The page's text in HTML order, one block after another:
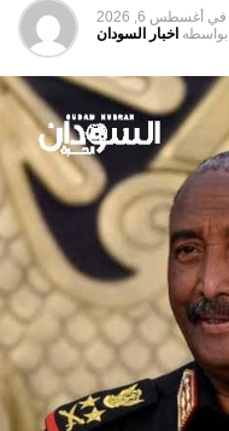
في أغسطس 6, 2026
بواسطه اخبار السودان